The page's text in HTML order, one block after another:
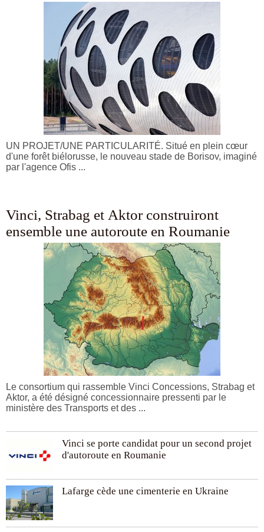
UN PROJET/UNE PARTICULARITÉ. Situé en plein cœur
d'une forêt biélorusse, le nouveau stade de Borisov, imaginé
par l'agence Ofis ...
Vinci, Strabag et Aktor construiront
ensemble une autoroute en Roumanie
Le consortium qui rassemble Vinci Concessions, Strabag et
Aktor, a été désigné concessionnaire pressenti par le
ministère des Transports et des ...
Vinci se porte candidat pour un second projet
d'autoroute en Roumanie
Lafarge cède une cimenterie en Ukraine